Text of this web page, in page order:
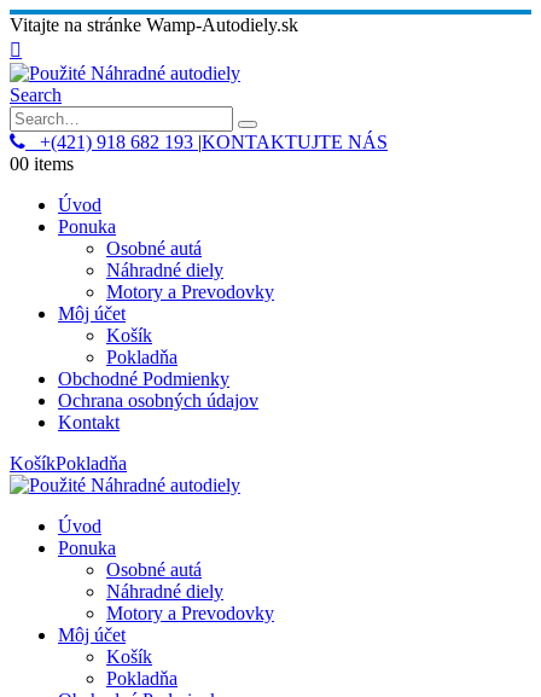
Vitajte na stránke Wamp-Autodiely.sk
Search
+(421) 918 682 193 |KONTAKTUJTE NÁS
00 items
Úvod
Ponuka
Osobné autá
Náhradné diely
Motory a Prevodovky
Môj účet
Košík
Pokladňa
Obchodné Podmienky
Ochrana osobných údajov
Kontakt
KošíkPokladňa
Úvod
Ponuka
Osobné autá
Náhradné diely
Motory a Prevodovky
Môj účet
Košík
Pokladňa